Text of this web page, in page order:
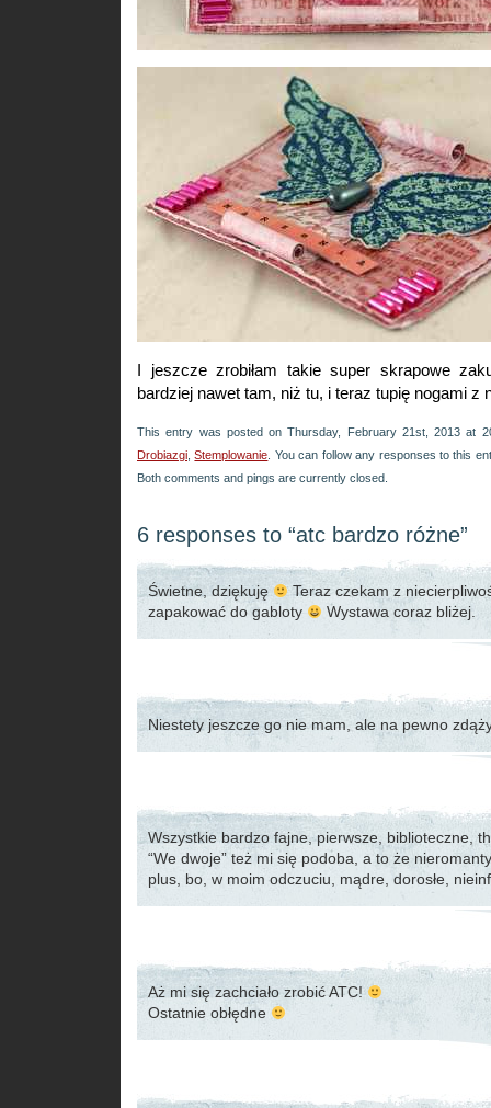
I jeszcze zrobiłam takie super skrapowe
bardziej nawet tam, niż tu, i teraz tupię nogami
This entry was posted on Thursday, February 21st, 2013 at
Drobiazgi ,Stemplowanie . You can follow any responses to this
Both comments and pings are currently closed.
6 responses to “atc bardzo różne”
Świetne, dziękuję
Teraz czekam z
zapakować do gabloty
Wystawa coraz bliżej.
Niestety jeszcze go nie mam, ale na pewno
Wszystkie bardzo fajne, pierwsze, biblioteczne,
“We dwoje” też mi się podoba, a to że
plus, bo, w moim odczuciu, mądre, dorosłe,
Aż mi się zachciało zrobić ATC!
Ostatnie obłędne